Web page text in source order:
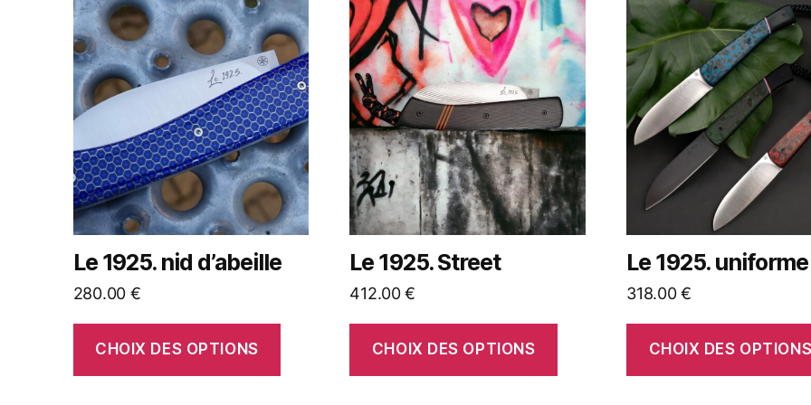
Le 1925. nid d’abeille
280.00 €
CHOIX DES OPTIONS
Le 1925. Street
412.00€
CHOIX DES OPTIONS
Le 1925. uniforme
318.00€
CHOIX DES